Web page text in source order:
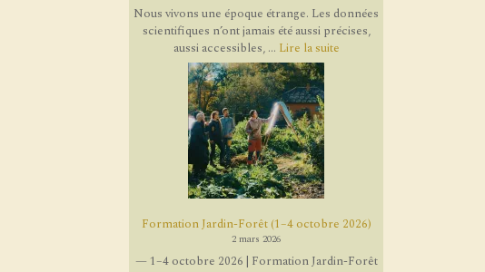
Nous vivons une époque étrange. Les données
scientifiques n’ont jamais été aussi précises,
aussi accessibles, ... Lire la suite
Formation Jardin-Forêt (1–4 octobre 2026)
2 mars 2026
— 1–4 octobre 2026 | Formation Jardin-Forêt